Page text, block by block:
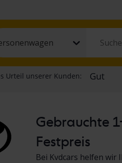
Gebrauchte
Festpreis
Bei Kvdcars helfen wir